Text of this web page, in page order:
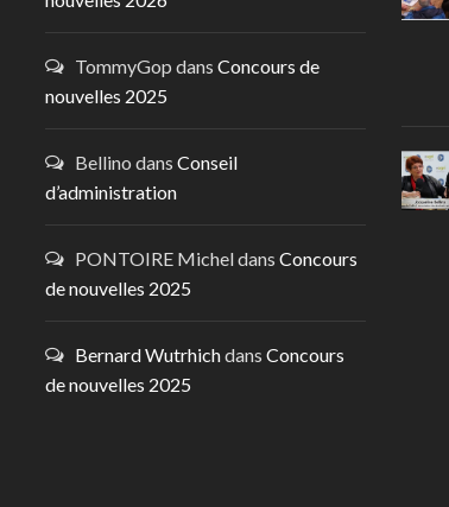
TommyGop dans Concours de
nouvelles 2025
Bellino dans Conseil
d’administration
PONTOIRE Micheldans Concours
de nouvelles 2025
Bernard Wutrhichdans Concours
de nouvelles 2025